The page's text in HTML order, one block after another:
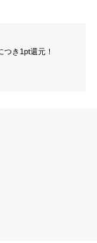
き1pt還元！